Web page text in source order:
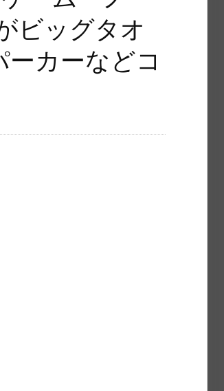
ビッグタオ
カーなどコ